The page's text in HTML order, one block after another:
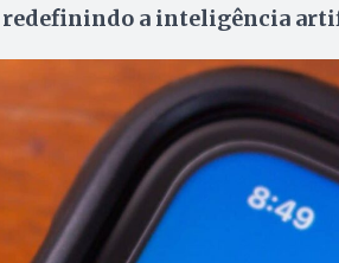
redefinindo a inteligência